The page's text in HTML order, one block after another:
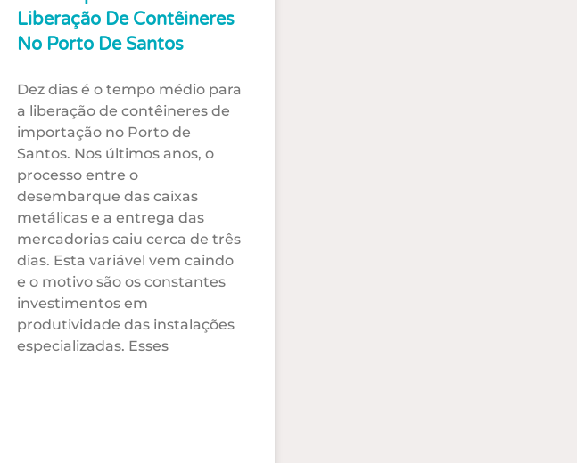
Liberação De Contêineres
No Porto De Santos
Dez dias é o tempo médio para
a liberação de contêineres de
importação no Porto de
Santos. Nos últimos anos, o
processo entre o
desembarque das caixas
metálicas e a entrega das
mercadorias caiu cerca de três
dias. Esta variável vem caindo
e o motivo são os constantes
investimentos em
produtividade das instalações
especializadas. Esses